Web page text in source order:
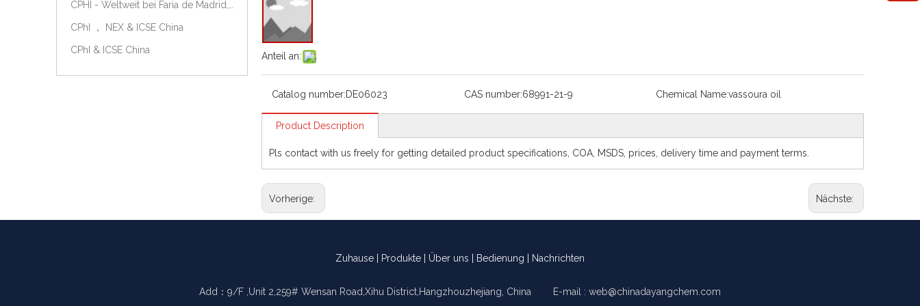
CPhI ， NEX & ICSE China
CPhI & ICSE China
Anteil an:
Catalog number:DE06023 CAS number:68991-21-9 Chemical Name:vassoura oil
Product Description
Pls contact with us freely for getting detailed product specifications, COA, MSDS, prices, delivery time and payment terms.
Vorherige: Nächste:
Zuhause Produkte Über uns Bedienung Nachrichten
Add：9/F ,Unit 2,259# Wensan Road,Xihu District,Hangzhouzhejiang, China E-mail : web@chinadayangchem.com